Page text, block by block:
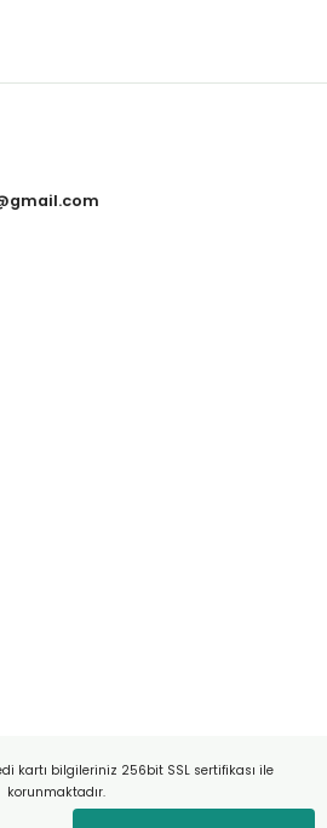
kartı bilgileriniz 256bit SSL sertifikası ile
korunmaktadır.